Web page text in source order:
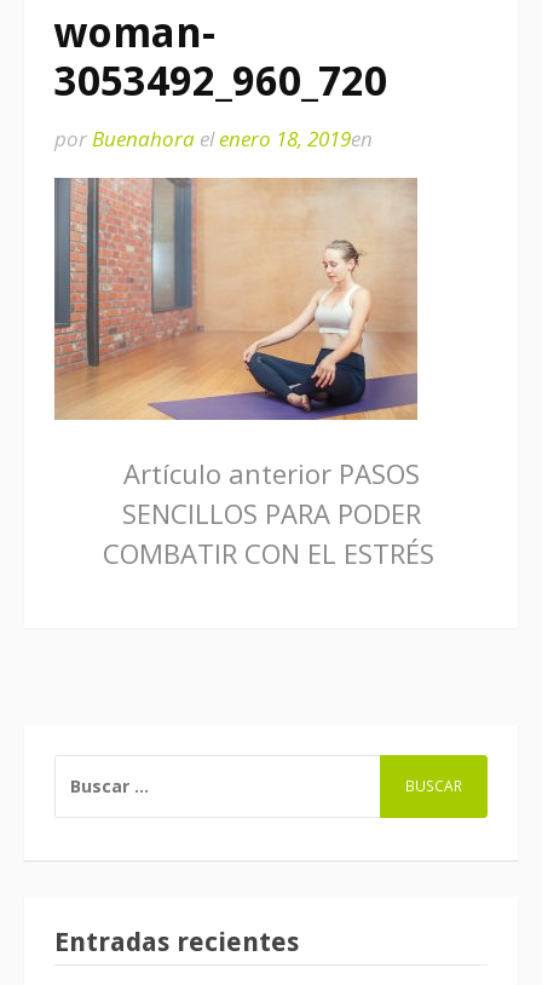
woman-
3053492_960_720
porBuenahora elenero 18, 2019en
Seguir
leyendo
Artículo anteriorPASOS
SENCILLOS PARA PODER
COMBATIR CON EL ESTRÉS
Entradas recientes